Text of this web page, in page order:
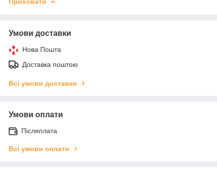
Умови доставки
Нова Пошта
Доставка поштою
Всі умови доставки
Умови оплати
Післяплата
Всі умови оплати